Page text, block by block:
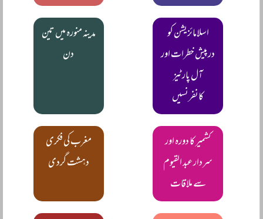
اسلامائزیشن کو
درپیش خطرات اور
آل پارٹیز
کانفرنسیں
مدینہ منورہ میں تین
دن
کشمیر کا دورہ اور
سردار عبد القیوم
سے ملاقات
مغرب کی فکری
دہشت گردی